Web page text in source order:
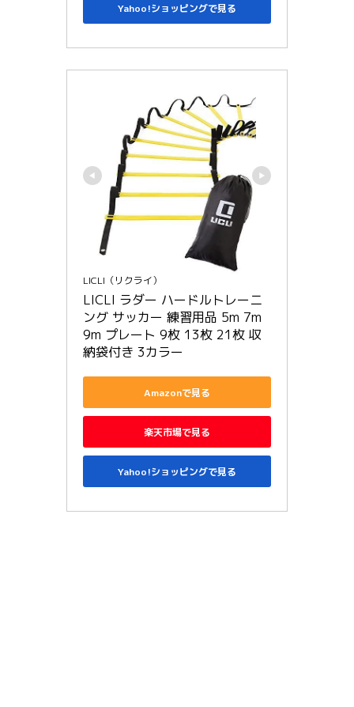
Yahoo!ショッピングで見る
LICLI（リクライ）
LICLI ラダー ハードルトレーニ
ング サッカー 練習用品 5m 7m
9m プレート 9枚 13枚 21枚 収
納袋付き 3カラー
Amazonで見る
楽天市場で見る
Yahoo!ショッピングで見る